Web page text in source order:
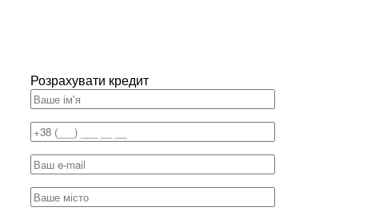
Розрахувати кредит